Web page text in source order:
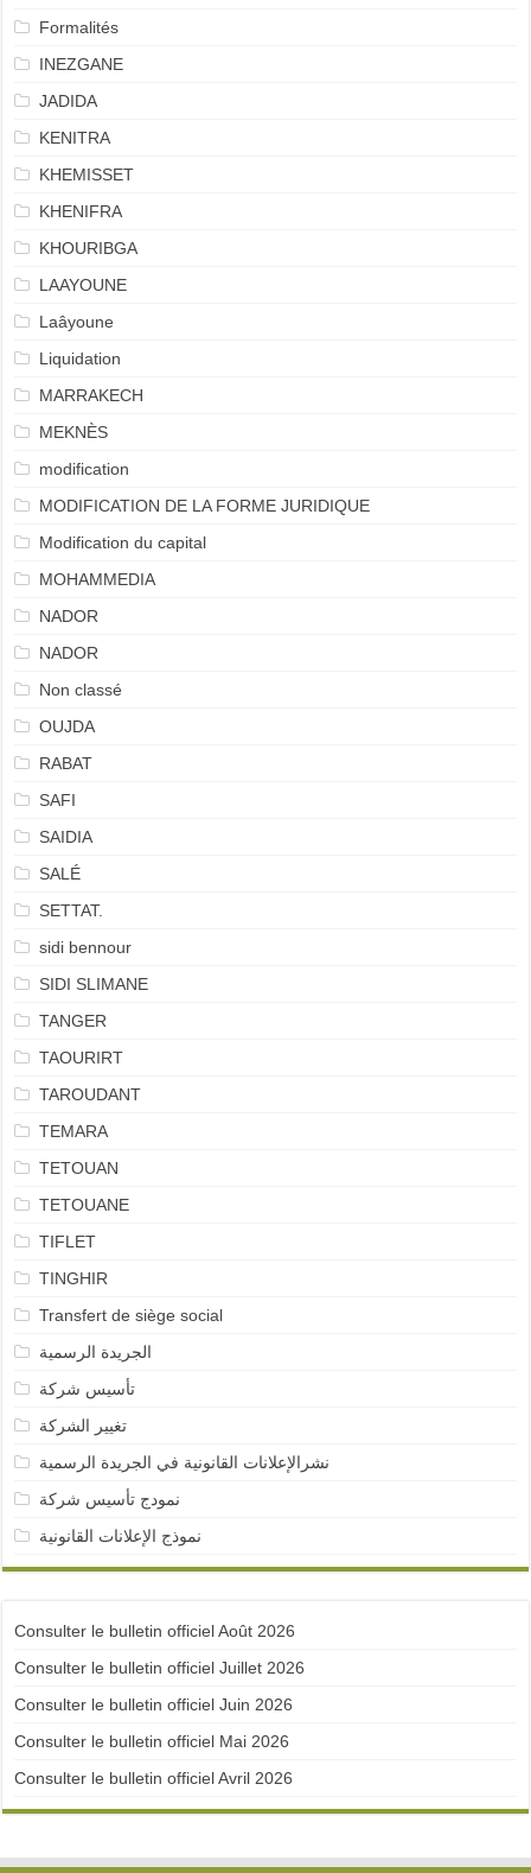
Formalités
INEZGANE
JADIDA
KENITRA
KHEMISSET
KHENIFRA
KHOURIBGA
LAAYOUNE
Laâyoune
Liquidation
MARRAKECH
MEKNÈS
modification
MODIFICATION DE LA FORME JURIDIQUE
Modification du capital
MOHAMMEDIA
NADOR
NADOR
Non classé
OUJDA
RABAT
SAFI
SAIDIA
SALÉ
SETTAT.
sidi bennour
SIDI SLIMANE
TANGER
TAOURIRT
TAROUDANT
TEMARA
TETOUAN
TETOUANE
TIFLET
TINGHIR
Transfert de siège social
الجريدة الرسمية
تأسيس شركة
تغيير الشركة
نشرالإعلانات القانونية في الجريدة الرسمية
نمودج تأسيس شركة
نموذج الإعلانات القانونية
Consulter le bulletin officiel Août 2026
Consulter le bulletin officiel Juillet 2026
Consulter le bulletin officiel Juin 2026
Consulter le bulletin officiel Mai 2026
Consulter le bulletin officiel Avril 2026